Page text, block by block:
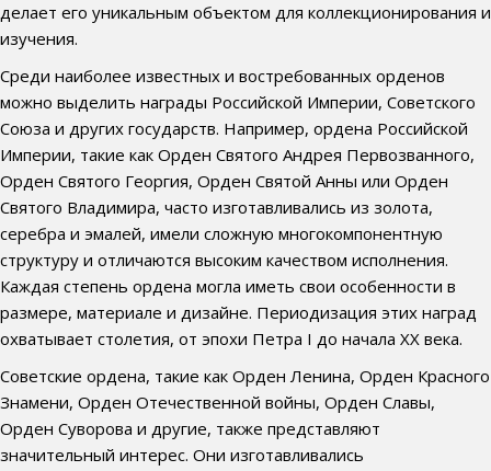
делает его уникальным объектом для коллекционирования и
изучения.
Среди наиболее известных и востребованных орденов
можно выделить награды Российской Империи, Советского
Союза и других государств. Например, ордена Российской
Империи, такие как Орден Святого Андрея Первозванного,
Орден Святого Георгия, Орден Святой Анны или Орден
Святого Владимира, часто изготавливались из золота,
серебра и эмалей, имели сложную многокомпонентную
структуру и отличаются высоким качеством исполнения.
Каждая степень ордена могла иметь свои особенности в
размере, материале и дизайне. Периодизация этих наград
охватывает столетия, от эпохи Петра I до начала XX века.
Советские ордена, такие как Орден Ленина, Орден Красного
Знамени, Орден Отечественной войны, Орден Славы,
Орден Суворова и другие, также представляют
значительный интерес. Они изготавливались